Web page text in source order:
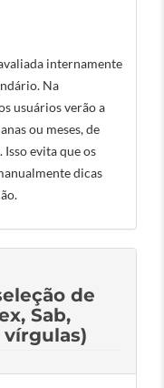
internamente
Na
usuários verão a
ou meses, de
evita que os
dicas
de
Sab,
vírgulas)